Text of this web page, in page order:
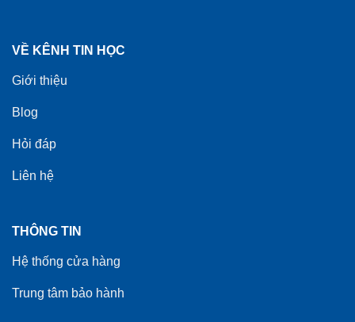
VỀ KÊNH TIN HỌC
Giới thiệu
Blog
Hỏi đáp
Liên hệ
THÔNG TIN
Hệ thống cửa hàng
Trung tâm bảo hành